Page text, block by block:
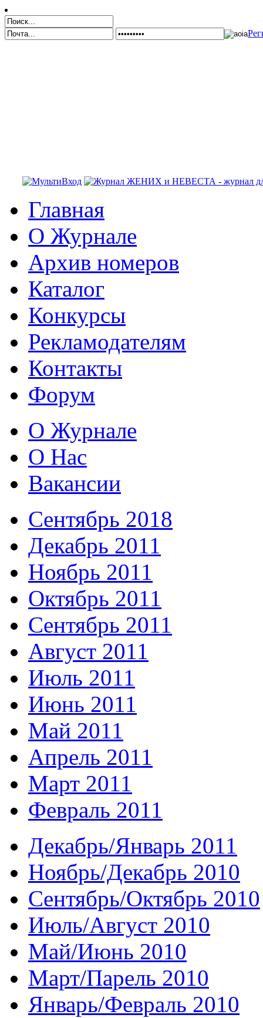
Главная
О Журнале
Архив номеров
Каталог
Конкурсы
Рекламодателям
Контакты
Форум
О Журнале
О Нас
Вакансии
Сентябрь 2018
Декабрь 2011
Ноябрь 2011
Октябрь 2011
Сентябрь 2011
Август 2011
Июль 2011
Июнь 2011
Май 2011
Апрель 2011
Март 2011
Февраль 2011
Декабрь/Январь 2011
Ноябрь/Декабрь 2010
Сентябрь/Октябрь 2010
Июль/Август 2010
Май/Июнь 2010
Март/Парель 2010
Январь/Февраль 2010